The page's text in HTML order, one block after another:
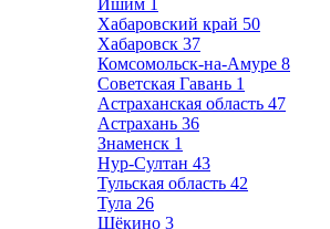
Ишим 1
Хабаровский край 50
Хабаровск 37
Комсомольск-на-Амуре 8
Советская Гавань 1
Астраханская область 47
Астрахань 36
Знаменск 1
Нур-Султан 43
Тульская область 42
Тула 26
Щёкино 3